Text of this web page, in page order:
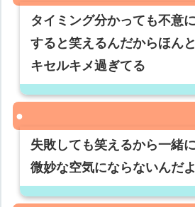
タイミング分かっても不意
すると笑えるんだからほん
キセルキメ過ぎてる
失敗しても笑えるから一緒
微妙な空気にならないんだ